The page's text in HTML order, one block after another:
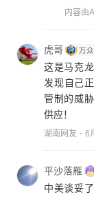
内容由
虎哥
这是马克
发现自己
管制的威
供应！
湖南网友 6
平沙落雁
中美谈妥